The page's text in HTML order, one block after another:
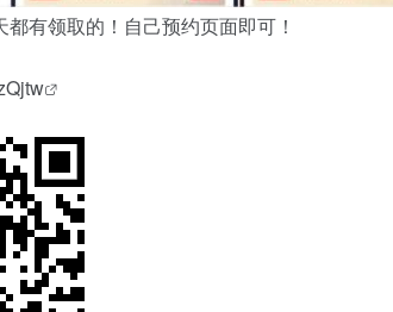
有领取的！自己预约页面即可！